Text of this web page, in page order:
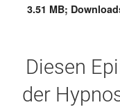
3.51 MB;
Diesen
der